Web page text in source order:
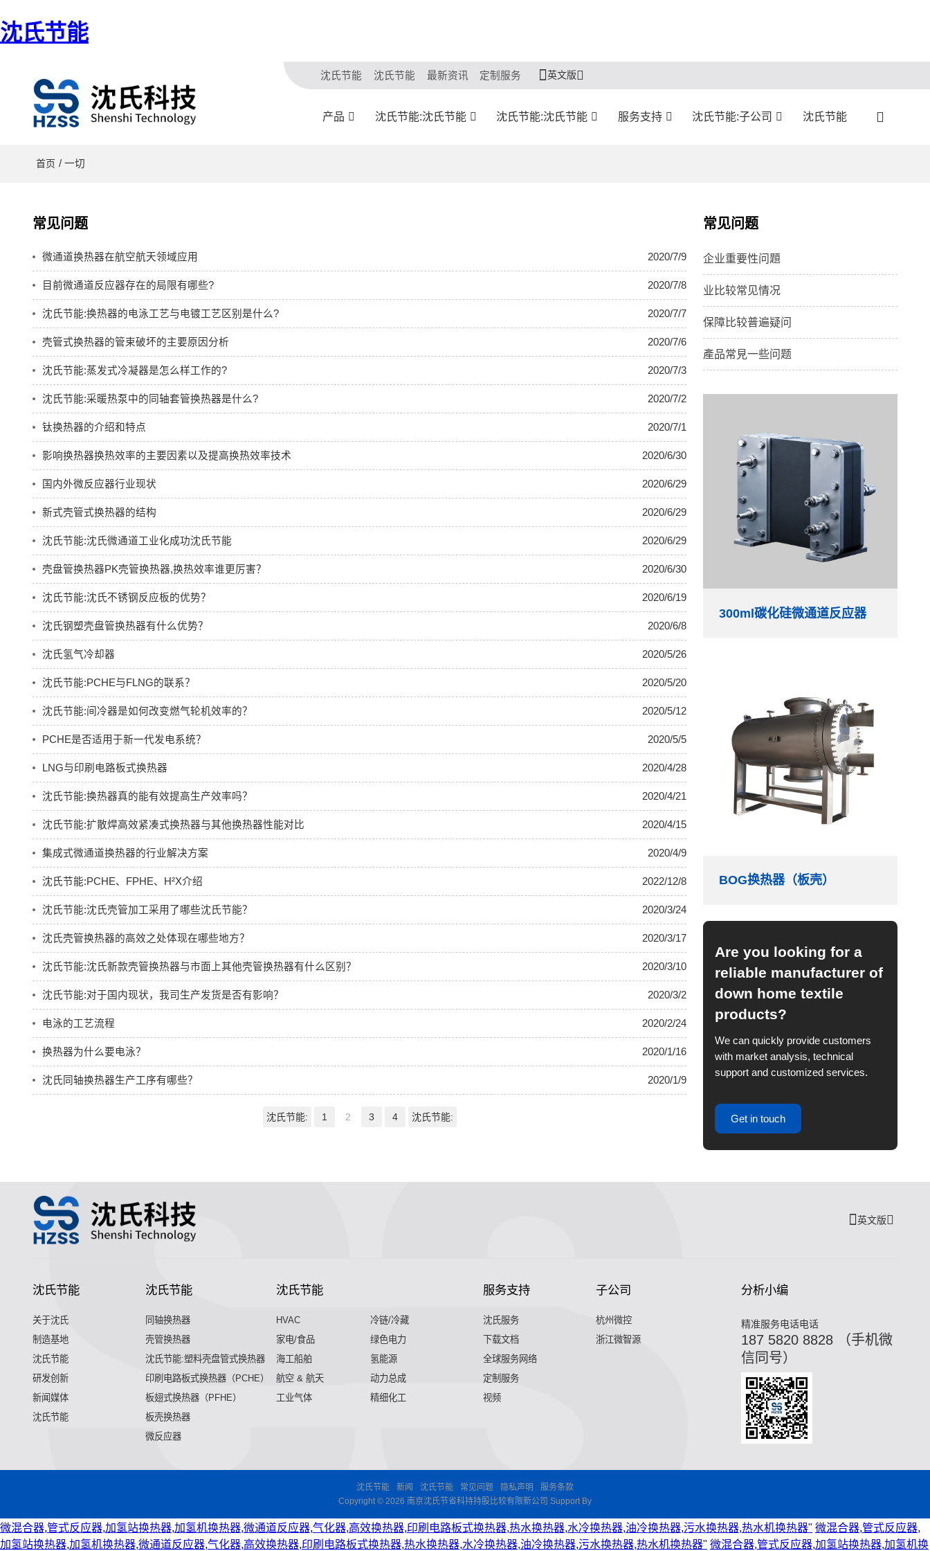
沈氏节能
沈氏节能 沈氏节能 最新资讯 定制服务 英文版
产品 沈氏节能:沈氏节能 沈氏节能:沈氏节能 服务支持 沈氏节能:子公司 沈氏节能
首页 / 一切
常见问题
微通道换热器在航空航天领域应用 2020/7/9
目前微通道反应器存在的局限有哪些? 2020/7/8
沈氏节能:换热器的电泳工艺与电镀工艺区别是什么? 2020/7/7
壳管式换热器的管束破坏的主要原因分析 2020/7/6
沈氏节能:蒸发式冷凝器是怎么样工作的? 2020/7/3
沈氏节能:采暖热泵中的同轴套管换热器是什么? 2020/7/2
钛换热器的介绍和特点 2020/7/1
影响换热器换热效率的主要因素以及提高换热效率技术 2020/6/30
国内外微反应器行业现状 2020/6/29
新式壳管式换热器的结构 2020/6/29
沈氏节能:沈氏微通道工业化成功沈氏节能 2020/6/29
壳盘管换热器PK壳管换热器,换热效率谁更厉害？ 2020/6/30
沈氏节能:沈氏不锈钢反应板的优势？ 2020/6/19
沈氏钢塑壳盘管换热器有什么优势？ 2020/6/8
沈氏氢气冷却器 2020/5/26
沈氏节能:PCHE与FLNG的联系？ 2020/5/20
沈氏节能:间冷器是如何改变燃气轮机效率的？ 2020/5/12
PCHE是否适用于新一代发电系统？ 2020/5/5
LNG与印刷电路板式换热器 2020/4/28
沈氏节能:换热器真的能有效提高生产效率吗？ 2020/4/21
沈氏节能:扩散焊高效紧凑式换热器与其他换热器性能对比 2020/4/15
集成式微通道换热器的行业解决方案 2020/4/9
沈氏节能:PCHE、FPHE、H²X介绍 2022/12/8
沈氏节能:沈氏壳管加工采用了哪些沈氏节能？ 2020/3/24
沈氏壳管换热器的高效之处体现在哪些地方？ 2020/3/17
沈氏节能:沈氏新款壳管换热器与市面上其他壳管换热器有什么区别？ 2020/3/10
沈氏节能:对于国内现状，我司生产发货是否有影响？ 2020/3/2
电泳的工艺流程 2020/2/24
换热器为什么要电泳？ 2020/1/16
沈氏同轴换热器生产工序有哪些？ 2020/1/9
沈氏节能: 1 2 3 4 沈氏节能:
常见问题
企业重要性问題
业比较常见情况
保障比较普遍疑问
產品常見一些问题
300ml碳化硅微通道反应器
BOG换热器（板壳）
Are you looking for a
reliable manufacturer of
down home textile
products?
We can quickly provide customers
with market analysis, technical
support and customized services.
Get in touch
英文版
沈氏节能
关于沈氏
制造基地
沈氏节能
研发创新
新闻媒体
沈氏节能
沈氏节能
同轴换热器
壳管换热器
沈氏节能:塑料壳盘管式换热器
印刷电路板式换热器（PCHE）
板翅式换热器（PFHE）
板壳换热器
微反应器
沈氏节能
HVAC
冷链/冷藏
家电/食品
绿色电力
海工船舶
氢能源
航空 & 航天
动力总成
工业气体
精细化工
服务支持
沈氏服务
下载文档
全球服务网络
定制服务
视频
子公司
杭州微控
浙江微智源
分析小编
精准服务电话电话
187 5820 8828 （手机微
信同号）
沈氏节能 新闻 沈氏节能 常见问题 隐私声明
服务条款
Copyright © 2026 南京沈氏节省科持持股比较有限新公司 Support By
微混合器,管式反应器,加氢站换热器,加氢机换热器,微通道反应器,气化器,高效换热器,印刷电路板式换热器,热水换热器,水冷换热器,油冷换热器,污水换热器,热水机换热器" 微混合器,管式反应器,
加氢站换热器,加氢机换热器,微通道反应器,气化器,高效换热器,印刷电路板式换热器,热水换热器,水冷换热器,油冷换热器,污水换热器,热水机换热器" 微混合器,管式反应器,加氢站换热器,加氢机换